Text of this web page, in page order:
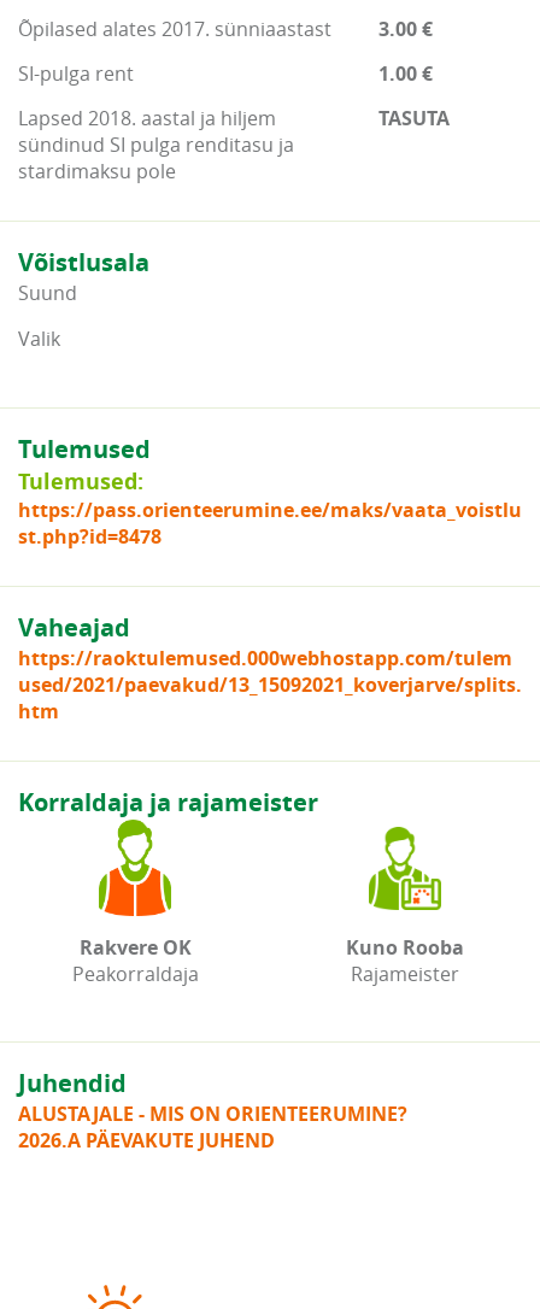
Õpilased alates 2017. sünniaastast
3.00 €
SI-pulga rent
1.00 €
Lapsed 2018. aastal ja hiljem
sündinud SI pulga renditasu ja
stardimaksu pole
TASUTA
Võistlusala
Suund
Valik
Tulemused
Tulemused:
https://pass.orienteerumine.ee/maks/vaata_voistlu
st.php?id=8478
Vaheajad
https://raoktulemused.000webhostapp.com/tulem
used/2021/paevakud/13_15092021_koverjarve/splits.
htm
Korraldaja ja rajameister
Rakvere OK
Peakorraldaja
Kuno Rooba
Rajameister
Juhendid
ALUSTAJALE - MIS ON ORIENTEERUMINE?
2026.A PÄEVAKUTE JUHEND